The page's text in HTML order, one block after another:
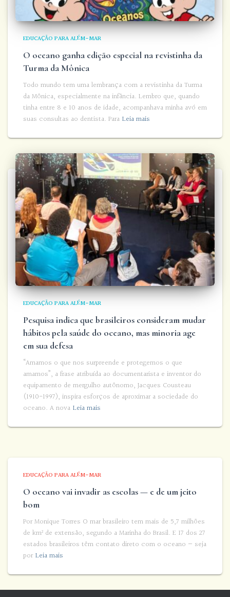
EDUCAÇÃO PARA ALÉM-MAR
O oceano ganha edição especial na revistinha da
Turma da Mônica
Todo mundo tem uma lembrança com a revistinha da Turma
da Mônica, especialmente na infância. Lembro que, quando
tinha entre 8 e 10 anos de idade, acompanhava minha avó em
suas consultas ao dentista. Para Leia mais
EDUCAÇÃO PARA ALÉM-MAR
Pesquisa indica que brasileiros consideram mudar
hábitos pela saúde do oceano, mas minoria age
em sua defesa
“Amamos o que nos surpreende e protegemos o que
amamos”, a frase atribuída ao documentarista e inventor do
equipamento de mergulho autônomo, Jacques Cousteau
(1910-1997), inspira esforços de aproximar a sociedade do
oceano. A nova Leia mais
EDUCAÇÃO PARA ALÉM-MAR
O oceano vai invadir as escolas — e de um jeito
bom
Por Monique Torres O mar brasileiro tem mais de 5,7 milhões
de km² de extensão, segundo a Marinha do Brasil. E 17 dos 27
estados brasileiros têm contato direto com o oceano — seja
por Leia mais